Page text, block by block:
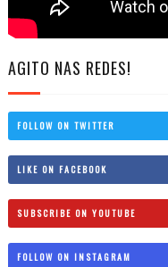
AGITO NAS REDES!
FOLLOW ON TWITTER
LIKE ON FACEBOOK
SUBSCRIBE ON YOUTUBE
FOLLOW ON INSTAGRAM